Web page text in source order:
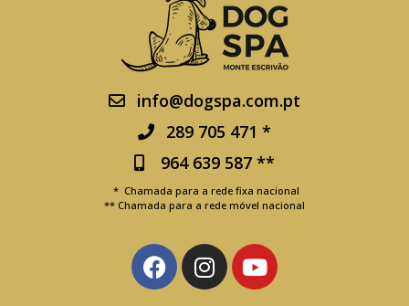
info@dogspa.com.pt
289 705 471 *
964 639 587 **
* Chamada para a rede fixa nacional
** Chamada para a rede móvel nacional